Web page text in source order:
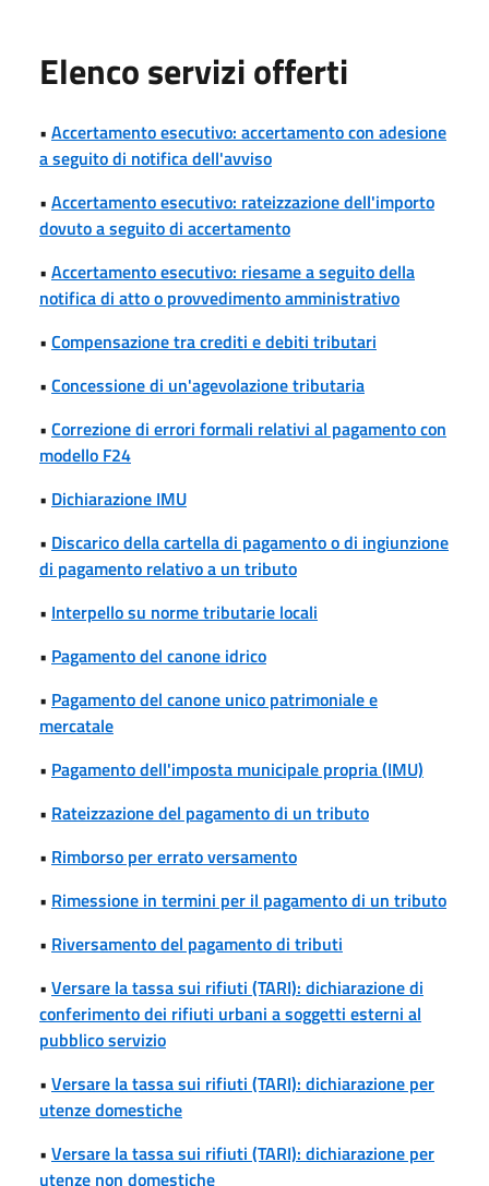
Elenco servizi offerti
• Accertamento esecutivo: accertamento con adesione
a seguito di notifica dell'avviso
• Accertamento esecutivo: rateizzazione dell'importo
dovuto a seguito di accertamento
• Accertamento esecutivo: riesame a seguito della
notifica di atto o provvedimento amministrativo
• Compensazione tra crediti e debiti tributari
• Concessione di un'agevolazione tributaria
• Correzione di errori formali relativi al pagamento con
modello F24
• Dichiarazione IMU
• Discarico della cartella di pagamento o di ingiunzione
di pagamento relativo a un tributo
• Interpello su norme tributarie locali
• Pagamento del canone idrico
• Pagamento del canone unico patrimoniale e
mercatale
• Pagamento dell'imposta municipale propria (IMU)
• Rateizzazione del pagamento di un tributo
• Rimborso per errato versamento
• Rimessione in termini per il pagamento di un tributo
• Riversamento del pagamento di tributi
• Versare la tassa sui rifiuti (TARI): dichiarazione di
conferimento dei rifiuti urbani a soggetti esterni al
pubblico servizio
• Versare la tassa sui rifiuti (TARI): dichiarazione per
utenze domestiche
• Versare la tassa sui rifiuti (TARI): dichiarazione per
utenze non domestiche